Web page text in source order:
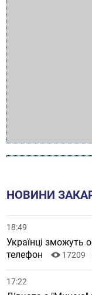
НОВИНИ
18:49
Українці зможуть
телефон
17209
17:22